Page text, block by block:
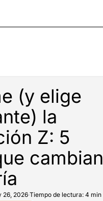
(y elige
la
Z: 5
26, 2026·Tiempo de lectura: 4 min